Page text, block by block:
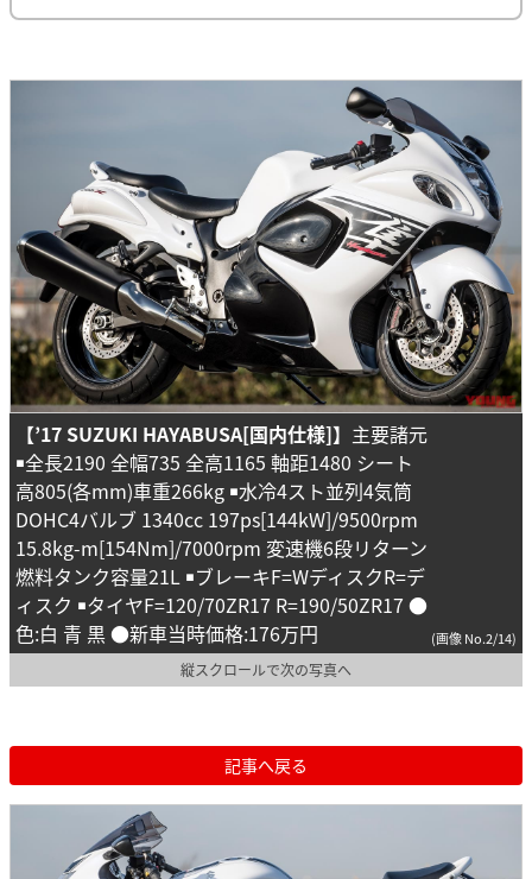
【’17 SUZUKI HAYABUSA[国内仕様]】 主要諸元
￭全長2190 全幅735 全高1165 軸距1480 シート
高805(各mm)車重266kg ￭水冷4スト並列4気筒
DOHC4バルブ 1340cc 197ps[144kW]/9500rpm
15.8kg-m[154Nm]/7000rpm 変速機6段リターン
燃料タンク容量21L ￭ブレーキF=WディスクR=デ
ィスク ￭タイヤF=120/70ZR17 R=190/50ZR17 ●
色:白 青 黒 ●新車当時価格:176万円
(画像 No.2/14)
縦スクロールで次の写真へ
記事へ戻る